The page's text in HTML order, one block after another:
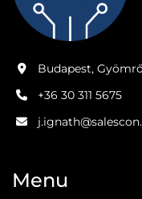
Budapest,
+36 30 311 5675
Menu